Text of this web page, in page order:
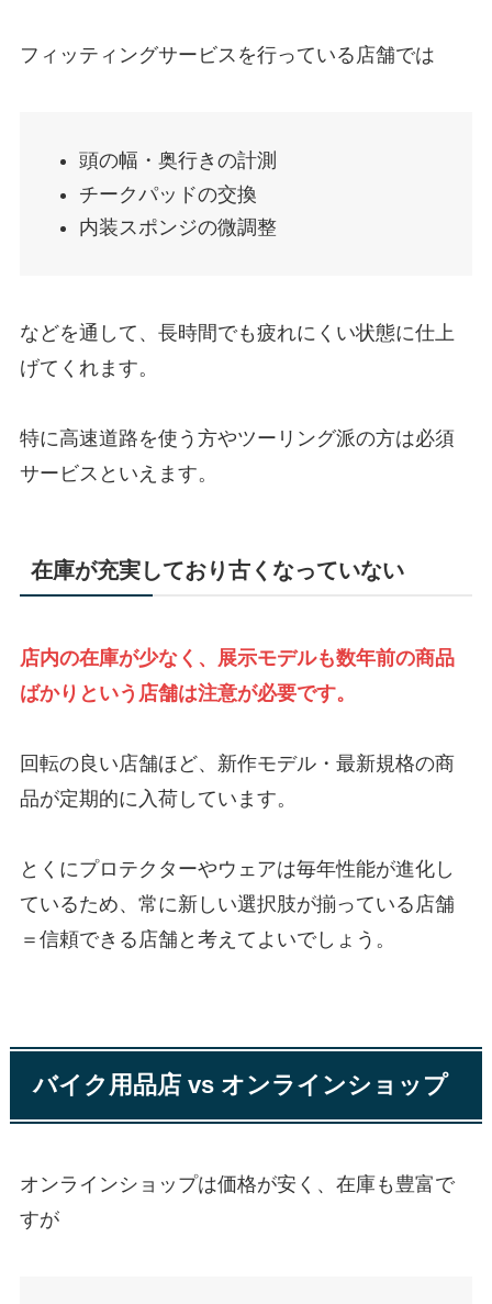
フィッティングサービスを行っている店舗では
頭の幅・奥行きの計測
チークパッドの交換
内装スポンジの微調整
などを通して、長時間でも疲れにくい状態に仕上
げてくれます。
特に高速道路を使う方やツーリング派の方は必須
サービスといえます。
在庫が充実しており古くなっていない
店内の在庫が少なく、展示モデルも数年前の商品
ばかりという店舗は注意が必要です。
回転の良い店舗ほど、新作モデル・最新規格の商
品が定期的に入荷しています。
とくにプロテクターやウェアは毎年性能が進化し
ているため、常に新しい選択肢が揃っている店舗
＝信頼できる店舗と考えてよいでしょう。
バイク用品店 vs オンラインショップ
オンラインショップは価格が安く、在庫も豊富で
すが